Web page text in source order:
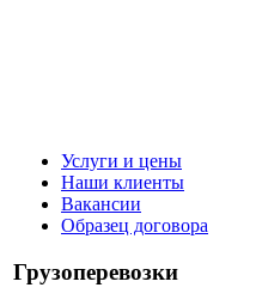
Услуги и цены
Наши клиенты
Вакансии
Образец договора
Грузоперевозки